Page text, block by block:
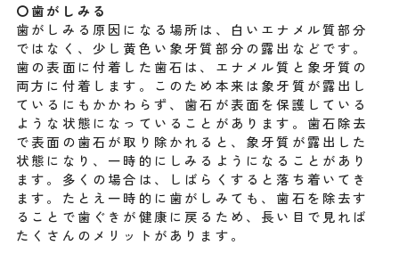
〇歯がしみる
歯がしみる原因になる場所は、白いエナメル質部分
ではなく、少し黄色い象牙質部分の露出などです。
歯の表面に付着した歯石は、エナメル質と象牙質の
両方に付着します。このため本来は象牙質が露出し
ているにもかかわらず、歯石が表面を保護している
ような状態になっていることがあります。歯石除去
で表面の歯石が取り除かれると、象牙質が露出した
状態になり、一時的にしみるようになることがあり
ます。多くの場合は、しばらくすると落ち着いてき
ます。たとえ一時的に歯がしみても、歯石を除去す
ることで歯ぐきが健康に戻るため、長い目で見れば
たくさんのメリットがあります。